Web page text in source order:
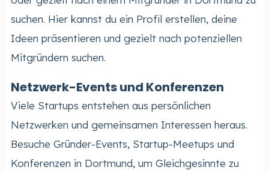
suchen. Hier kannst du ein Profil erstellen, deine
Ideen präsentieren und gezielt nach potenziellen
Mitgründern suchen.
Netzwerk-Events und Konferenzen
Viele Startups entstehen aus persönlichen
Netzwerken und gemeinsamen Interessen heraus.
Besuche Gründer-Events, Startup-Meetups und
Konferenzen in Dortmund, um Gleichgesinnte zu